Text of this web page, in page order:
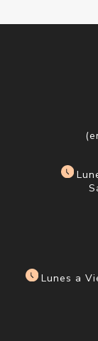
Lunes a